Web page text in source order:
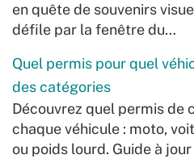
en quête de souvenirs
défile par la fenêtre du…
Quel permis pour quel
des catégories
Découvrez quel permis de
chaque véhicule : moto,
ou poids lourd. Guide à